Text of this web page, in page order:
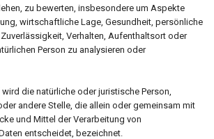
zu bewerten, insbesondere um Aspekte
wirtschaftliche Lage, Gesundheit, persönliche
Verhalten, Aufenthaltsort oder
Person zu analysieren oder
die natürliche oder juristische Person,
andere Stelle, die allein oder gemeinsam mit
und Mittel der Verarbeitung von
entscheidet, bezeichnet.